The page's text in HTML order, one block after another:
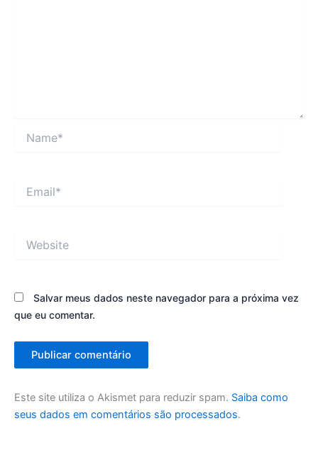
Salvar meus dados neste navegador para a próxima vez
que eu comentar.
Este site utiliza o Akismet para reduzir spam. Saiba como
seus dados em comentários são processados.